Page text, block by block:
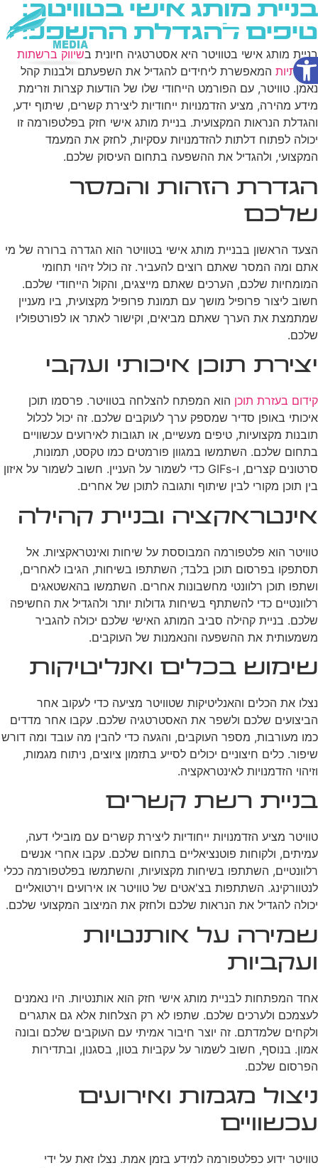
פתח סרגל נגישות
בניית מותג אישי בטוויטר:
טיפים להגדלת ההשפעה
בניית מותג אישי בטוויטר היא אסטרטגיה חיונית בשיווק ברשתות
חברתיות המאפשרת ליחידים להגדיל את השפעתם ולבנות קהל
נאמן. טוויטר, עם הפורמט הייחודי שלו של הודעות קצרות וזרימת
מידע מהירה, מציע הזדמנויות ייחודיות ליצירת קשרים, שיתוף ידע,
והגדלת הנראות המקצועית. בניית מותג אישי חזק בפלטפורמה זו
יכולה לפתוח דלתות להזדמנויות עסקיות, לחזק את המעמד
המקצועי, ולהגדיל את ההשפעה בתחום העיסוק שלכם.
הגדרת הזהות והמסר
שלכם
הצעד הראשון בבניית מותג אישי בטוויטר הוא הגדרה ברורה של מי
אתם ומה המסר שאתם רוצים להעביר. זה כולל זיהוי תחומי
המומחיות שלכם, הערכים שאתם מייצגים, והקול הייחודי שלכם.
חשוב ליצור פרופיל מושך עם תמונת פרופיל מקצועית, ביו מעניין
שמתמצת את הערך שאתם מביאים, וקישור לאתר או לפורטפוליו
שלכם.
יצירת תוכן איכותי ועקבי
קידום בעזרת תוכן הוא המפתח להצלחה בטוויטר. פרסמו תוכן
איכותי באופן סדיר שמספק ערך לעוקבים שלכם. זה יכול לכלול
תובנות מקצועיות, טיפים מעשיים, או תגובות לאירועים עכשוויים
בתחום שלכם. השתמשו במגוון פורמטים כמו טקסט, תמונות,
סרטונים קצרים, ו-GIFs כדי לשמור על העניין. חשוב לשמור על איזון
בין תוכן מקורי לבין שיתוף ותגובה לתוכן של אחרים.
אינטראקציה ובניית קהילה
טוויטר הוא פלטפורמה המבוססת על שיחות ואינטראקציות. אל
תסתפקו בפרסום תוכן בלבד; השתתפו בשיחות, הגיבו לאחרים,
ושתפו תוכן רלוונטי מחשבונות אחרים. השתמשו בהאשטאגים
רלוונטיים כדי להשתתף בשיחות גדולות יותר ולהגדיל את החשיפה
שלכם. בניית קהילה סביב המותג האישי שלכם יכולה להגביר
משמעותית את ההשפעה והנאמנות של העוקבים.
שימוש בכלים ואנליטיקות
נצלו את הכלים והאנליטיקות שטוויטר מציעה כדי לעקוב אחר
הביצועים שלכם ולשפר את האסטרטגיה שלכם. עקבו אחר מדדים
כמו מעורבות, מספר העוקבים, והגעה כדי להבין מה עובד ומה דורש
שיפור. כלים חיצוניים יכולים לסייע בתזמון ציוצים, ניתוח מגמות,
וזיהוי הזדמנויות לאינטראקציה.
בניית רשת קשרים
טוויטר מציע הזדמנויות ייחודיות ליצירת קשרים עם מובילי דעה,
עמיתים, ולקוחות פוטנציאליים בתחום שלכם. עקבו אחרי אנשים
רלוונטיים, השתתפו בשיחות מקצועיות, והשתמשו בפלטפורמה ככלי
לנטוורקינג. השתתפות בצ'אטים של טוויטר או אירועים וירטואליים
יכולה להגדיל את הנראות שלכם ולחזק את המיצוב המקצועי שלכם.
שמירה על אותנטיות
ועקביות
אחד המפתחות לבניית מותג אישי חזק הוא אותנטיות. היו נאמנים
לעצמכם ולערכים שלכם. שתפו לא רק הצלחות אלא גם אתגרים
ולקחים שלמדתם. זה יוצר חיבור אמיתי עם העוקבים שלכם ובונה
אמון. בנוסף, חשוב לשמור על עקביות בטון, בסגנון, ובתדירות
הפרסום שלכם.
ניצול מגמות ואירועים
עכשוויים
טוויטר ידוע כפלטפורמה למידע בזמן אמת. נצלו זאת על ידי